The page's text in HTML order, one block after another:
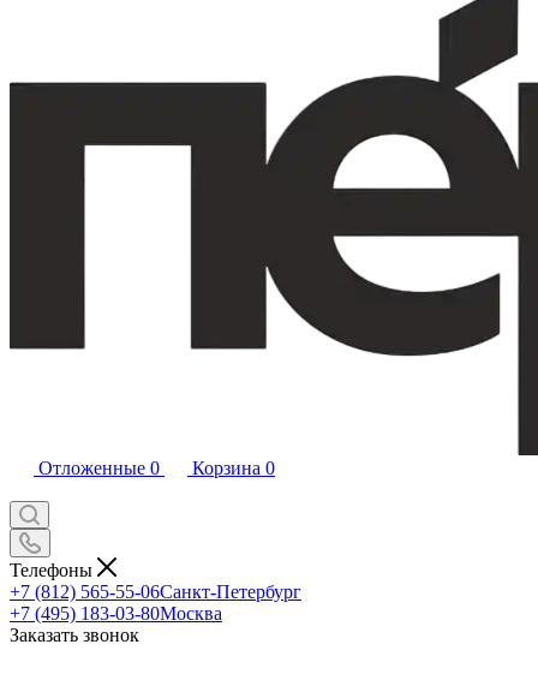
Отложенные 0 Корзина 0
Телефоны
+7 (812) 565-55-06Санкт-Петербург
+7 (495) 183-03-80Москва
Заказать звонок